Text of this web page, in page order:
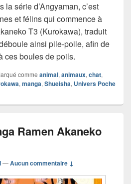
la série d’Angyaman, c’est
et félins qui commence à
T3 (Kurokawa), traduit
ainsi pile-poile, afin de
ces boules de poils.
comme animal, animaux, chat,
, manga, Shueisha, Univers Poche
Ramen Akaneko
—Aucun commentaire ↓